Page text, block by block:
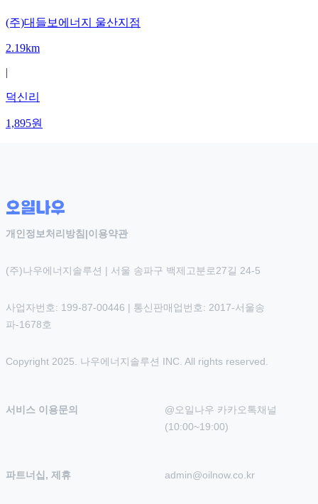
(주)대들보에너지 울산지점
2.19km
|
덕신리
1,895원
개인정보처리방침 |이용약관
(주)나우에너지솔루션 | 서울 송파구 백제고분로27길 24-5
사업자번호: 199-87-00446 | 통신판매업번호: 2017-서울송
파-1678호
Copyright 2025. 나우에너지솔루션 INC. All rights reserved.
서비스 이용문의
@오일나우 카카오톡채널
(10:00~19:00)
파트너십, 제휴 admin@oilnow.co.kr